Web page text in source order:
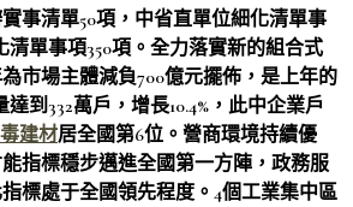
事清單50項，中省直單位細化清單事
清單事項350項。全力落實新的組合式
市場主體減負700億元擺佈，是上年的
到332萬戶，增長10.4%，此中企業戶
建材居全國第6位。營商環境持續優
指標穩步邁進全國第一方陣，政務服
標處于全國領先程度。4個工業集中區